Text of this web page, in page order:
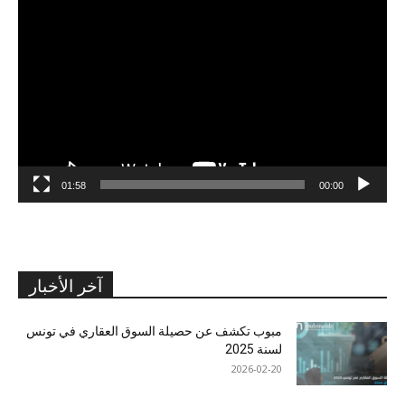
00:00
01:58
آخر الأخبار
مبوب تكشف عن حصيلة السوق العقاري في تونس
لسنة 2025
2026-02-20